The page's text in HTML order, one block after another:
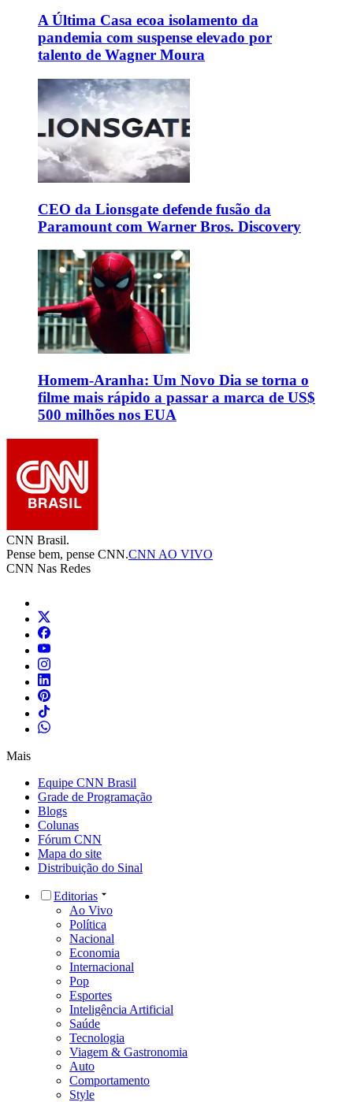
A Última Casa ecoa isolamento da
pandemia com suspense elevado por
talento de Wagner Moura
CEO da Lionsgate defende fusão da
Paramount com Warner Bros. Discovery
Homem-Aranha: Um Novo Dia se torna o
filme mais rápido a passar a marca de US$
500 milhões nos EUA
CNN Brasil.
Pense bem, pense CNN.CNN AO VIVO
CNN Nas Redes
Mais
Equipe CNN Brasil
Grade de Programação
Blogs
Colunas
Fórum CNN
Mapa do site
Distribuição do Sinal
Editorias
Ao Vivo
Política
Nacional
Economia
Internacional
Pop
Esportes
Inteligência Artificial
Saúde
Tecnologia
Viagem & Gastronomia
Auto
Comportamento
Style